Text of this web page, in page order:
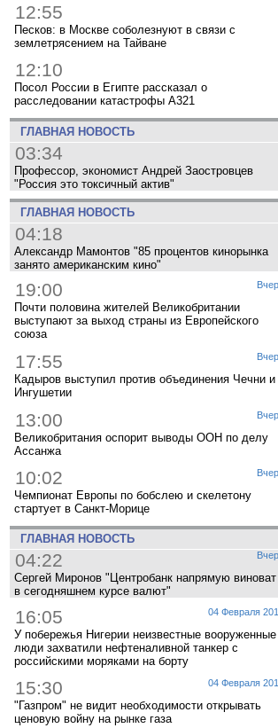
12:55
Песков: в Москве соболезнуют в связи с
землетрясением на Тайване
12:10
Посол России в Египте рассказал о
расследовании катастрофы A321
ГЛАВНАЯ НОВОСТЬ
03:34
Профессор, экономист Андрей Заостровцев
"Россия это токсичный актив"
ГЛАВНАЯ НОВОСТЬ
04:18
Александр Мамонтов "85 процентов кинорынка
занято американским кино"
19:00
Почти половина жителей Великобритании
выступают за выход страны из Европейского
союза
17:55
Кадыров выступил против объединения Чечни и
Ингушетии
13:00
Великобритания оспорит выводы ООН по делу
Ассанжа
10:02
Чемпионат Европы по бобслею и скелетону
стартует в Санкт-Морице
ГЛАВНАЯ НОВОСТЬ
04:22
Сергей Миронов "Центробанк напрямую виноват
в сегодняшнем курсе валют"
04 Февраля
16:05
У побережья Нигерии неизвестные вооруженные
люди захватили нефтеналивной танкер с
российскими моряками на борту
04 Февраля
15:30
"Газпром" не видит необходимости открывать
ценовую войну на рынке газа